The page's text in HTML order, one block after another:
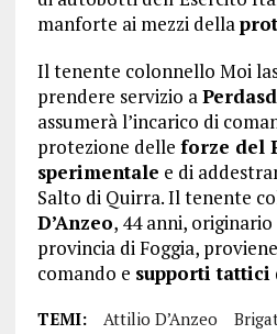
manforte ai mezzi della
Il tenente colonnello Moi
prendere servizio a
assumerà l’incarico di
protezione delle forze del
sperimentale e di
Salto di Quirra. Il tenente
D’Anzeo, 44 anni,
provincia di Foggia,
comando e supporti tattici
TEMI: Attilio D’Anzeo